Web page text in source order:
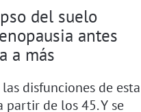
del suelo
antes
a más
disfunciones de esta
partir de los 45. Y se